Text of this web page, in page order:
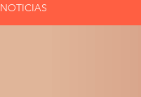
NOTICIAS